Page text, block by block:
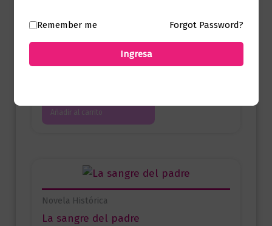
ROMA SOY YO
Añadir al carrito
Novela Histórica
La sangre del padre
Remember me Forgot Password?
Ingresa